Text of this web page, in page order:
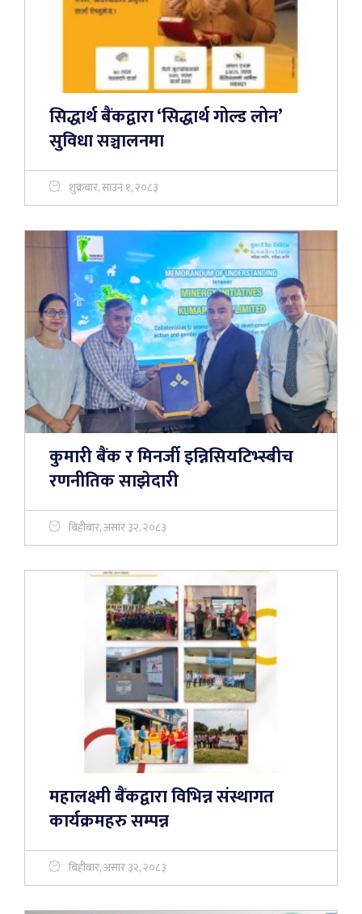
सिद्धार्थ बैंकद्वारा ‘सिद्धार्थ गोल्ड लोन’
सुविधा सञ्चालनमा
शुक्रबार, साउन १, २०८३
कुमारी बैंक र मिनर्जी इन्निसियटिभ्स्बीच
रणनीतिक साझेदारी
बिहीबार, असार ३२, २०८३
महालक्ष्मी बैंकद्वारा विभिन्न संस्थागत
कार्यक्रमहरु सम्पन्न
बिहीबार, असार ३२, २०८३